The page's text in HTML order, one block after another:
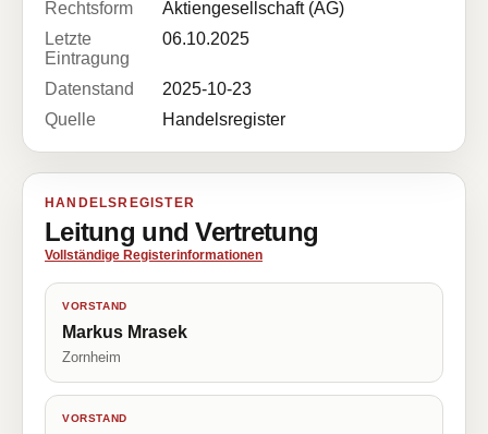
Rechtsform
Aktiengesellschaft (AG)
Letzte
Eintragung
06.10.2025
Datenstand
2025-10-23
Quelle
Handelsregister
HANDELSREGISTER
Leitung und Vertretung
Vollständige Registerinformationen
VORSTAND
Markus Mrasek
Zornheim
VORSTAND